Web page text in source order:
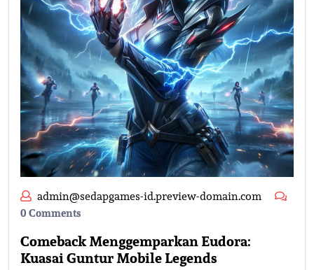
admin@sedapgames-id.preview-domain.com
0 Comments
Comeback Menggemparkan Eudora:
Kuasai Guntur Mobile Legends